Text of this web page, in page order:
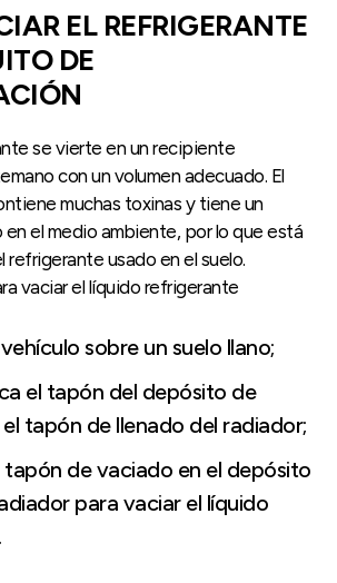
EL REFRIGERANTE
DE
se vierte en un recipiente
con un volumen adecuado. El
muchas toxinas y tiene un
el medio ambiente, por lo que está
refrigerante usado en el suelo.
vaciar el líquido refrigerante
sobre un suelo llano;
el tapón del depósito de
tapón de llenado del radiador;
tapón de vaciado en el depósito
para vaciar el líquido